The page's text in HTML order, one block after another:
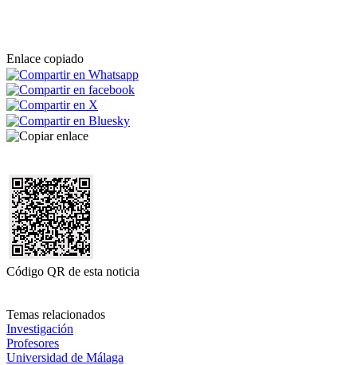
Enlace copiado
Código QR de esta noticia
Temas relacionados
Investigación
Profesores
Universidad de Málaga